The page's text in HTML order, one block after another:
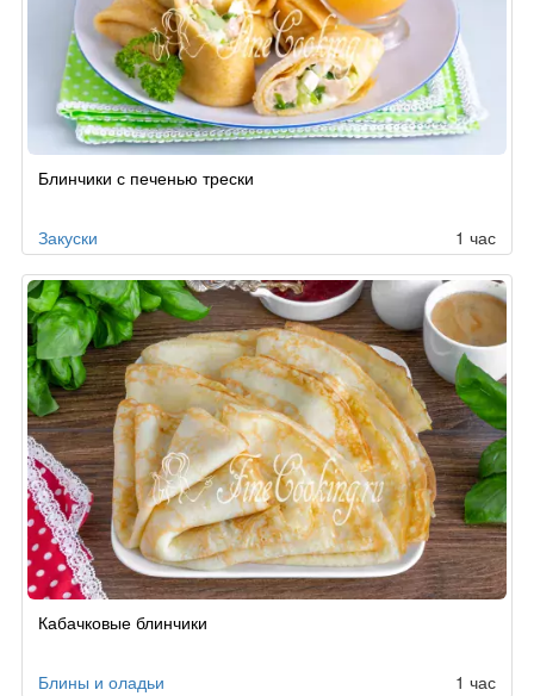
поБлинчики с печенью трески
Закуски 1 час
Кабачковые блинчики
Блины и оладьи 1 час